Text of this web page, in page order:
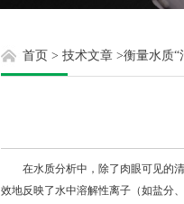
首页 > 技术文章 >衡量水质“
在水质分析中，除了肉眼可见的清
效地反映了水中溶解性离子（如盐分